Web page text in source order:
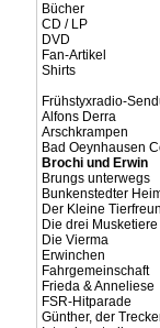
Bücher
CD / LP
DVD
Fan-Artikel
Shirts
Frühstyxradio-
Alfons Derra
Arschkrampen
Bad Oeynhausen
Brochi und Erwin
Brungs unterwegs
Bunkenstedter
Der Kleine
Die drei Musketiere
Die Vierma
Erwinchen
Fahrgemeinschaft
Frieda & Anneliese
FSR-Hitparade
Günther, der